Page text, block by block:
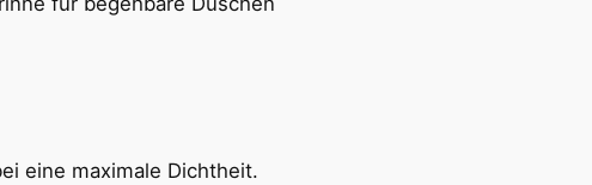
eine maximale Dichtheit.